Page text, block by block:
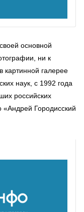
основной
ни к
картинной галерее
наук, с 1992 года
российских
Городисский